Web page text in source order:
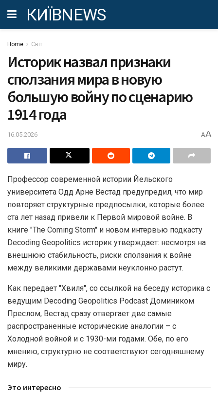
КИЇВNEWS
Home Світ
Историк назвал признаки
сползания мира в новую
большую войну по сценарию
1914 года
16.05.2026 AA
Профессор современной истории Йельского
университета Одд Арне Вестад предупредил, что мир
повторяет структурные предпосылки, которые более
ста лет назад привели к Первой мировой войне. В
книге "The Coming Storm" и новом интервью подкасту
Decoding Geopolitics историк утверждает: несмотря на
внешнюю стабильность, риски сползания к войне
между великими державами неуклонно растут.
Как передает "Хвиля", со ссылкой на беседу историка с
ведущим Decoding Geopolitics Podcast Домиником
Преслом, Вестад сразу отвергает две самые
распространенные исторические аналогии – с
Холодной войной и с 1930-ми годами. Обе, по его
мнению, структурно не соответствуют сегодняшнему
миру.
Это интересно